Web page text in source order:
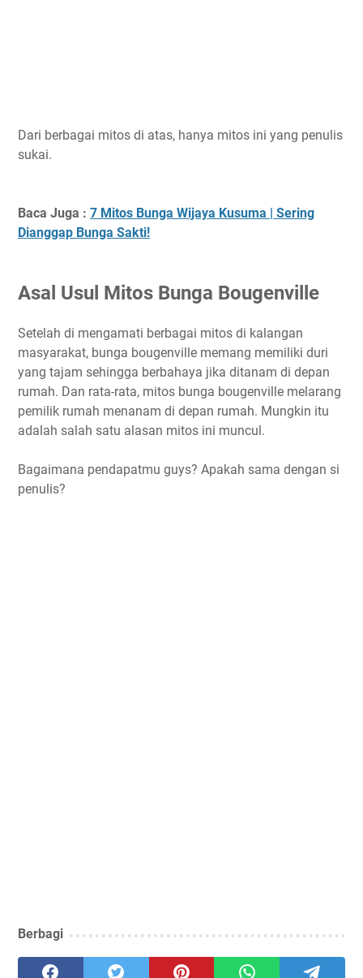
Dari berbagai mitos di atas, hanya mitos ini yang penulis
sukai.
Baca Juga : 7 Mitos Bunga Wijaya Kusuma | Sering
Dianggap Bunga Sakti!
Asal Usul Mitos Bunga Bougenville
Setelah di mengamati berbagai mitos di kalangan
masyarakat, bunga bougenville memang memiliki duri
yang tajam sehingga berbahaya jika ditanam di depan
rumah. Dan rata-rata, mitos bunga bougenville melarang
pemilik rumah menanam di depan rumah. Mungkin itu
adalah salah satu alasan mitos ini muncul.
Bagaimana pendapatmu guys? Apakah sama dengan si
penulis?
Berbagi